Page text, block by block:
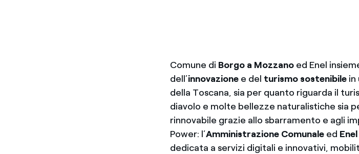
Comune di Borgo a Mozzano ed Enel
dell’innovazione e del turismo sostenibile in
della Toscana, sia per quanto riguarda il
diavolo e molte bellezze naturalistiche sia
rinnovabile grazie allo sbarramento e agli
Power: l’Amministrazione Comunale ed
dedicata a servizi digitali e innovativi,